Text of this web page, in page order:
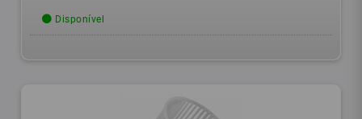
Disponível